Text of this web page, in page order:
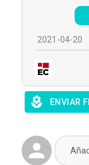
2021-04-20
ENVIAR